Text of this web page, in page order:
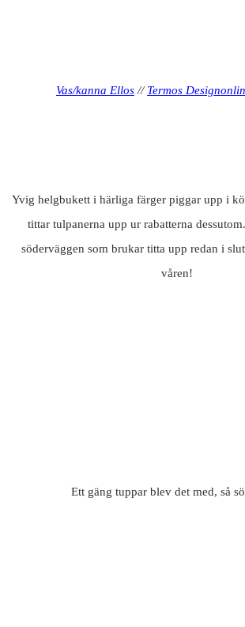
Vas/kanna Ellos// Termos
Yvig helgbukett i härliga färger piggar upp i
tittar tulpanerna upp ur rabatterna
söderväggen som brukar titta upp redan i
våren!
Ett gäng tuppar blev det med, så